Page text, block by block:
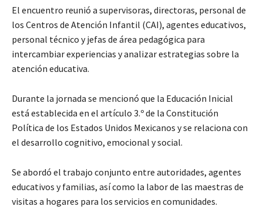
El encuentro reunió a supervisoras, directoras, personal de
los Centros de Atención Infantil (CAI), agentes educativos,
personal técnico y jefas de área pedagógica para
intercambiar experiencias y analizar estrategias sobre la
atención educativa.
Durante la jornada se mencionó que la Educación Inicial
está establecida en el artículo 3.º de la Constitución
Política de los Estados Unidos Mexicanos y se relaciona con
el desarrollo cognitivo, emocional y social.
Se abordó el trabajo conjunto entre autoridades, agentes
educativos y familias, así como la labor de las maestras de
visitas a hogares para los servicios en comunidades.